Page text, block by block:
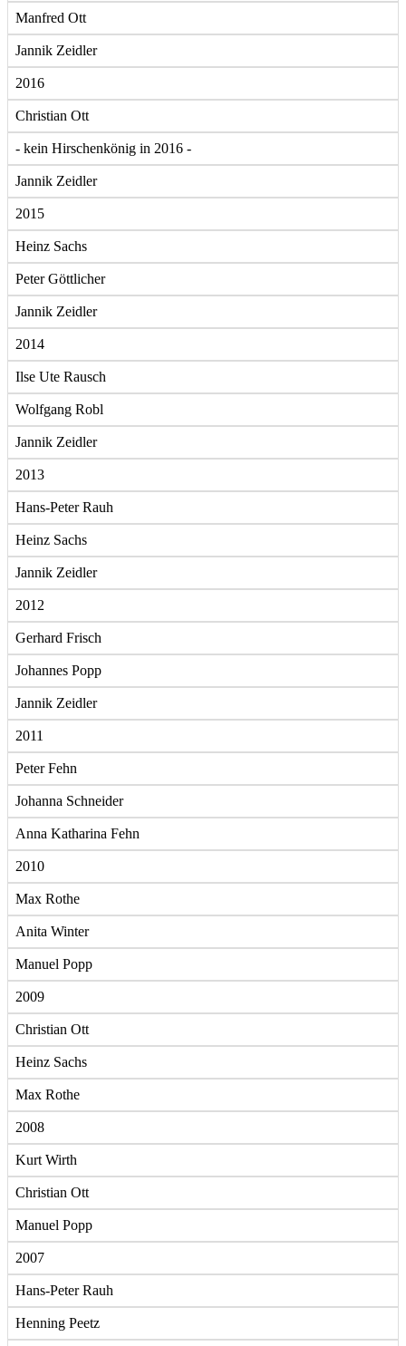
Manfred Ott
Jannik Zeidler
2016
Christian Ott
- kein Hirschenkönig in 2016 -
Jannik Zeidler
2015
Heinz Sachs
Peter Göttlicher
Jannik Zeidler
2014
Ilse Ute Rausch
Wolfgang Robl
Jannik Zeidler
2013
Hans-Peter Rauh
Heinz Sachs
Jannik Zeidler
2012
Gerhard Frisch
Johannes Popp
Jannik Zeidler
2011
Peter Fehn
Johanna Schneider
Anna Katharina Fehn
2010
Max Rothe
Anita Winter
Manuel Popp
2009
Christian Ott
Heinz Sachs
Max Rothe
2008
Kurt Wirth
Christian Ott
Manuel Popp
2007
Hans-Peter Rauh
Henning Peetz